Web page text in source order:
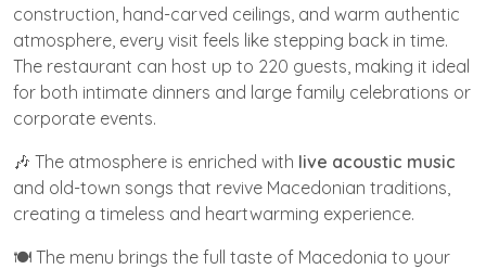
construction, hand-carved ceilings, and warm authentic
atmosphere, every visit feels like stepping back in time.
The restaurant can host up to 220 guests, making it ideal
for both intimate dinners and large family celebrations or
corporate events.
🎶 The atmosphere is enriched with live acoustic music
and old-town songs that revive Macedonian traditions,
creating a timeless and heartwarming experience.
🍽️ The menu brings the full taste of Macedonia to your